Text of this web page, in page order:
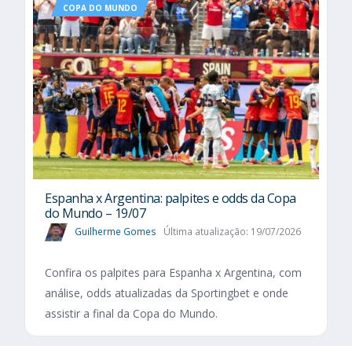
COPA DO MUNDO
Espanha x Argentina: palpites e odds da Copa
do Mundo – 19/07
Guilherme Gomes Última atualização: 19/07/2026
Confira os palpites para Espanha x Argentina, com
análise, odds atualizadas da Sportingbet e onde
assistir a final da Copa do Mundo.